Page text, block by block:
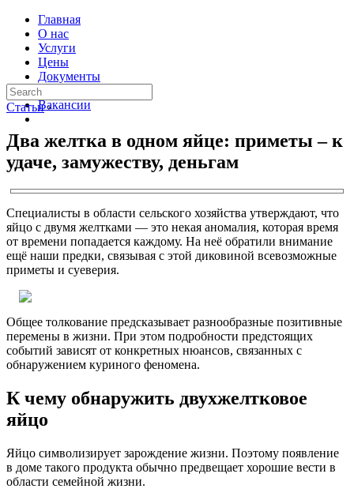
Главная
О нас
Услуги
Цены
Документы
Контакты
Вакансии
Статьи ›
Два желтка в одном яйце: приметы – к
удаче, замужеству, деньгам
Специалисты в области сельского хозяйства утверждают, что
яйцо с двумя желтками — это некая аномалия, которая время
от времени попадается каждому. На неё обратили внимание
ещё наши предки, связывая с этой диковиной всевозможные
приметы и суеверия.
Общее толкование предсказывает разнообразные позитивные
перемены в жизни. При этом подробности предстоящих
событий зависят от конкретных нюансов, связанных с
обнаружением куриного феномена.
К чему обнаружить двухжелтковое
яйцо
Яйцо символизирует зарождение жизни. Поэтому появление
в доме такого продукта обычно предвещает хорошие вести в
области семейной жизни.